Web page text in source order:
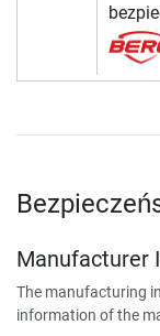
Manufacturer
The manufacturing
information of the